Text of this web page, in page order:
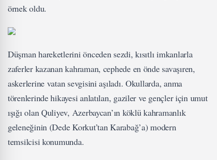
örnek oldu.
Düşman hareketlerini önceden sezdi, kısıtlı imkanlarla
zaferler kazanan kahraman, cephede en önde savaşıren,
askerlerine vatan sevgisini aşıladı. Okullarda, anma
törenlerinde hikayesi anlatılan, gaziler ve gençler için umut
ışığı olan Quliyev, Azerbaycan’ın köklü kahramanlık
geleneğinin (Dede Korkut’tan Karabağ’a) modern
temsilcisi konumunda.